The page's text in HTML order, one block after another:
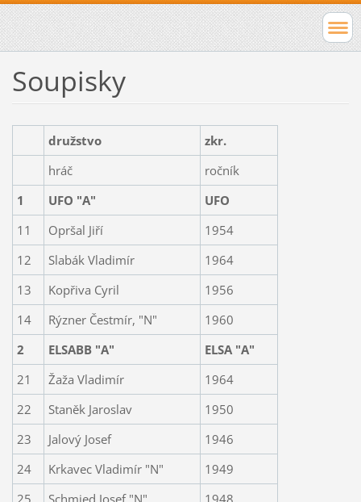
Soupisky
družstvo
zkr.
hráč
ročník
1
UFO "A"
UFO
11
Opršal Jiří
1954
12
Slabák Vladimír
1964
13
Kopřiva Cyril
1956
14
Rýzner Čestmír, "N"
1960
2
ELSABB "A"
ELSA "A"
21
Žaža Vladimír
1964
22
Staněk Jaroslav
1950
23
Jalový Josef
1946
24
Krkavec Vladimír "N"
1949
25
Schmied Josef "N"
1948